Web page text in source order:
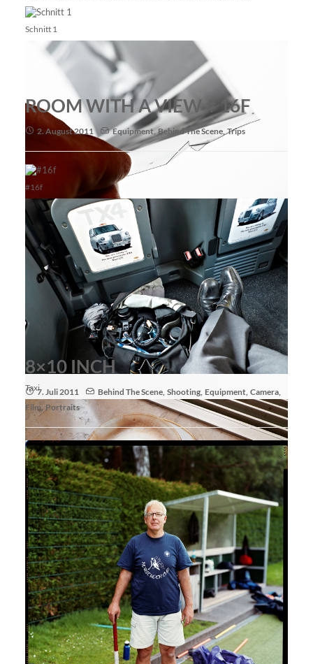
Schnitt 1
Schnitt 2
Schnitt 3
Jobo Spule 1
ROOM WITH A VIEW # 16F
2. August 2011 Equipment, Behind The Scene, Trips
#16f
Taxi
Time Out
8×10 INCH
7. Juli 2011 Behind The Scene, Shooting, Equipment, Camera,
Film, Portraits